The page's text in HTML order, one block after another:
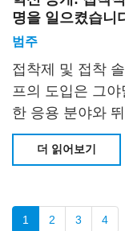
명을 일으켰습니
범주
접착제 및 접착
프의 도입은 그
한 응용 분야와
더 읽어보기
1 2 3 4